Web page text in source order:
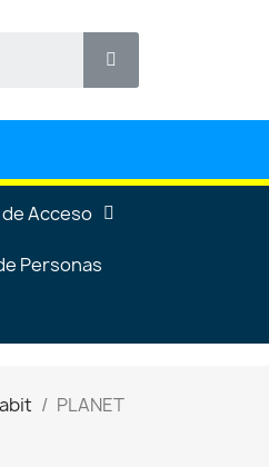
Acceso
Personas
PLANET